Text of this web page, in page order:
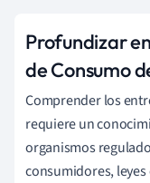
Profundizar
de Consumo
Comprender los
requiere un
organismos
consumidores, leyes